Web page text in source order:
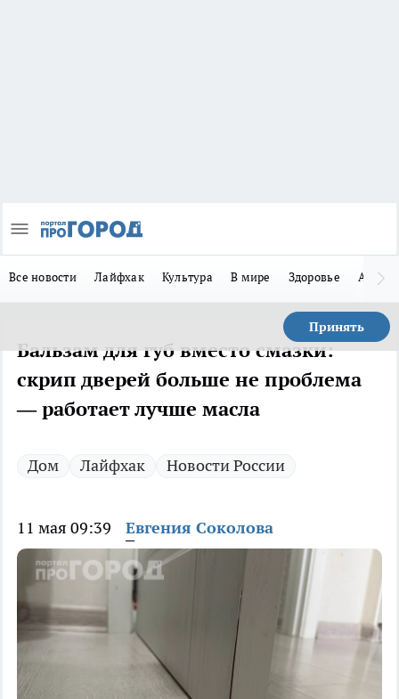
Все новости Лайфхак Культура В мире Здоровье Авто
Принять
Бальзам для губ вместо смазки:
скрип дверей больше не проблема
— работает лучше масла
Дом Лайфхак Новости России
11 мая 09:39 Евгения Соколова